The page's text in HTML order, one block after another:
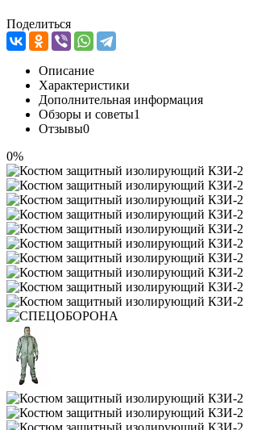
Поделиться
Описание
Характеристики
Дополнительная информация
Обзоры и советы1
Отзывы0
0%